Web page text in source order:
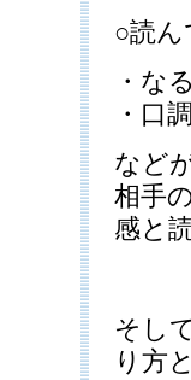
○読
・な
・口
など
相手
感と
そし
り方